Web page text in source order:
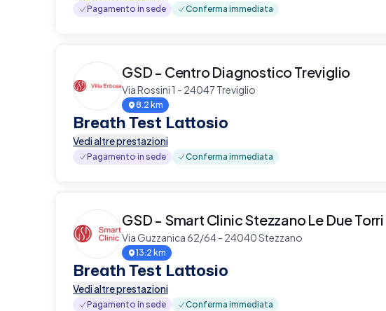
Pagamento in sede Conferma immediata
GSD - Centro Diagnostico Treviglio
Via Rossini 1 - 24047 Treviglio
8.2 km
Breath Test Lattosio
Vedi altre prestazioni
Pagamento in sede Conferma immediata
GSD - Smart Clinic Stezzano Le Due Torri
Via Guzzanica 62/64 - 24040 Stezzano
13.2 km
Breath Test Lattosio
Vedi altre prestazioni
Pagamento in sede Conferma immediata